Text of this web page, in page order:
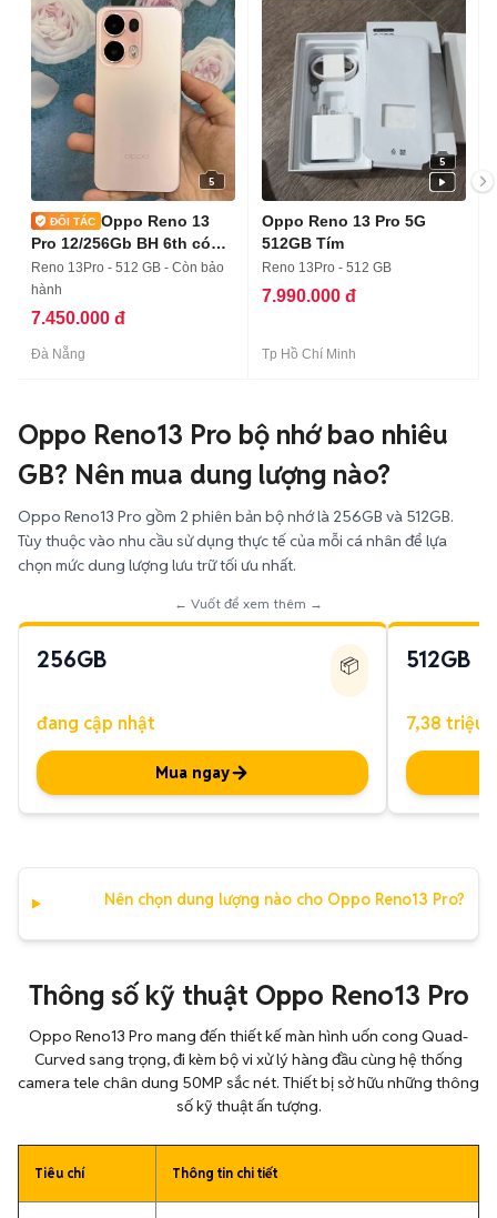
5
Oppo Reno 13
Pro 12/256Gb BH 6th có
trả góp
Reno 13Pro - 512 GB - Còn bảo
hành
7.450.000 đ
Đà Nẵng
5
Oppo Reno 13 Pro 5G
512GB Tím
Reno 13Pro - 512 GB
7.990.000 đ
Tp Hồ Chí Minh
Oppo Reno13 Pro bộ nhớ bao nhiêu
GB? Nên mua dung lượng nào?
Oppo Reno13 Pro gồm 2 phiên bản bộ nhớ là 256GB và 512GB.
Tùy thuộc vào nhu cầu sử dụng thực tế của mỗi cá nhân để lựa
chọn mức dung lượng lưu trữ tối ưu nhất.
← Vuốt để xem thêm →
256GB 📦
đang cập nhật
Mua ngay
512GB
7,38 triệu
Nên chọn dung lượng nào cho Oppo Reno13 Pro?
Thông số kỹ thuật Oppo Reno13 Pro
Oppo Reno13 Pro mang đến thiết kế màn hình uốn cong Quad-
Curved sang trọng, đi kèm bộ vi xử lý hàng đầu cùng hệ thống
camera tele chân dung 50MP sắc nét. Thiết bị sở hữu những thông
số kỹ thuật ấn tượng.
Tiêu chí Thông tin chi tiết